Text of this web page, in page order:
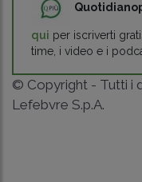
qui per iscriverti
time, i video e i
© Copyright - Tutti i
Lefebvre S.p.A.